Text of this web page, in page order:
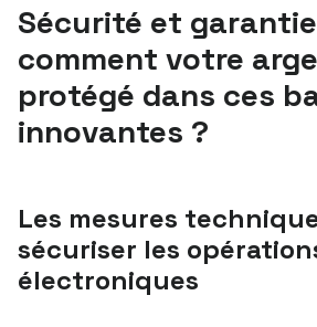
Sécurité et
comment votre
protégé dans ces
innovantes ?
Les mesures
sécuriser les
électroniques